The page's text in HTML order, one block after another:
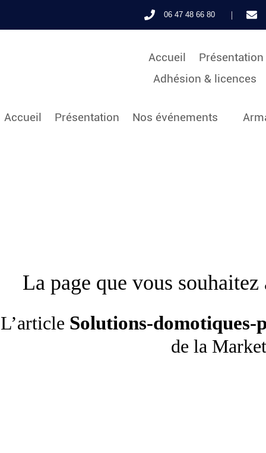
06 47 48 66 80 |
Accueil
Présentation
Adhésion & licences
Accueil Présentation Nos événements
La page que vous
L’article Solutions-domotiques-
de la